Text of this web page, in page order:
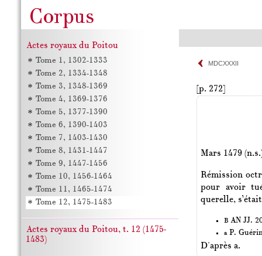
MDCXXXII
[p. 272]
Mars 1479
Rémission
pour avoir
querelle,
B AN JJ.
aP.
D'après a.
Actes royaux du Poitou
Tome 1, 1302-1333
Tome 2, 1334-1348
Tome 3, 1348-1369
Tome 4, 1369-1376
Tome 5, 1377-1390
Tome 6, 1390-1403
Tome 7, 1403-1430
Tome 8, 1431-1447
Tome 9, 1447-1456
Tome 10, 1456-1464
Tome 11, 1465-1474
Tome 12, 1475-1483
Actes royaux du Poitou, t. 12 (1475-
1483)